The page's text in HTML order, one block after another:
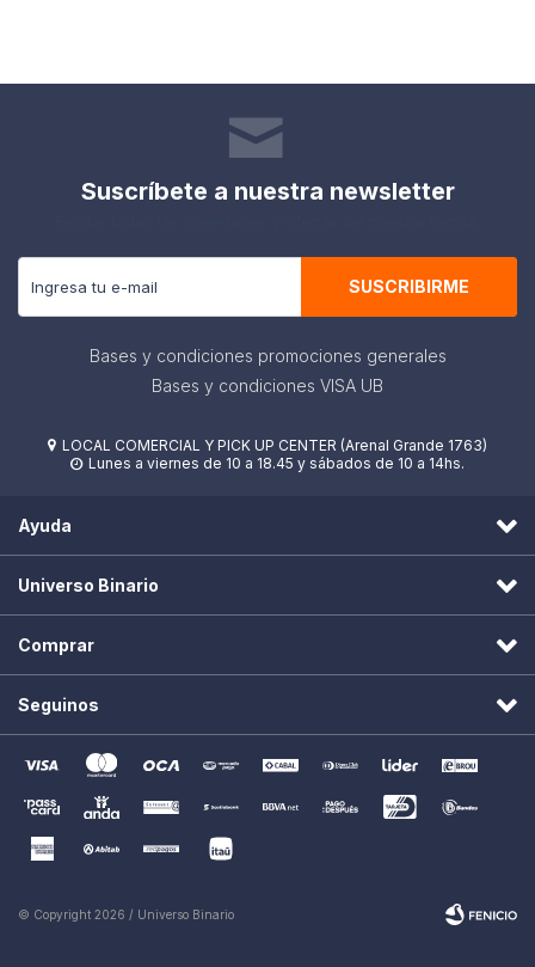
Suscríbete a nuestra newsletter
SUSCRIBIRME
Bases y condiciones promociones generales
Bases y condiciones VISA UB
 LOCAL COMERCIAL Y PICK UP CENTER (Arenal Grande 1763)
 Lunes a viernes de 10 a 18.45 y sábados de 10 a 14hs.
Ayuda
Universo Binario
Comprar
Seguinos
© Copyright 2026 / Universo Binario